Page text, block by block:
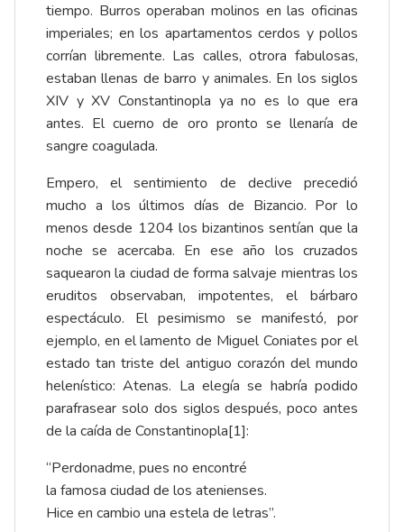
tiempo. Burros operaban molinos en las oficinas
imperiales; en los apartamentos cerdos y pollos
corrían libremente. Las calles, otrora fabulosas,
estaban llenas de barro y animales. En los siglos
XIV y XV Constantinopla ya no es lo que era
antes. El cuerno de oro pronto se llenaría de
sangre coagulada.
Empero, el sentimiento de declive precedió
mucho a los últimos días de Bizancio. Por lo
menos desde 1204 los bizantinos sentían que la
noche se acercaba. En ese año los cruzados
saquearon la ciudad de forma salvaje mientras los
eruditos observaban, impotentes, el bárbaro
espectáculo. El pesimismo se manifestó, por
ejemplo, en el lamento de Miguel Coniates por el
estado tan triste del antiguo corazón del mundo
helenístico: Atenas. La elegía se habría podido
parafrasear solo dos siglos después, poco antes
de la caída de Constantinopla[1]:
“Perdonadme, pues no encontré
la famosa ciudad de los atenienses.
Hice en cambio una estela de letras”.